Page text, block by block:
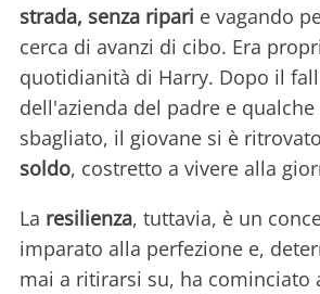
strada, senza ripari e vagando
cerca di avanzi di cibo. Era
quotidianità di Harry. Dopo il
dell'azienda del padre e
sbagliato, il giovane si è ritrovato
soldo, costretto a vivere alla
La resilienza, tuttavia, è un
imparato alla perfezione e,
mai a ritirarsi su, ha cominciato